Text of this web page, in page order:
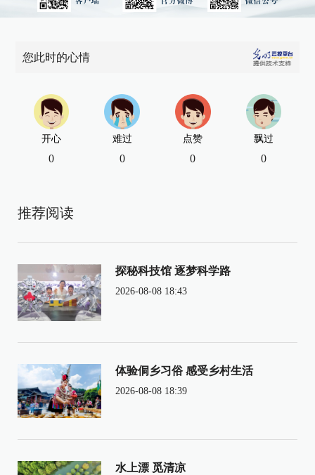
您此时的心情
开心
0
难过
0
点赞
0
飘过
0
推荐阅读
探秘科技馆 逐梦科学路
2026-08-08 18:43
体验侗乡习俗 感受乡村生活
2026-08-08 18:39
水上漂 觅清凉